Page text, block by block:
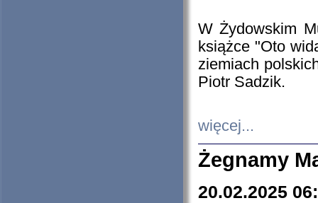
W Żydowskim
książce "Oto
ziemiach
Piotr Sadzik.
więcej...
Żegnamy
20.02.2025